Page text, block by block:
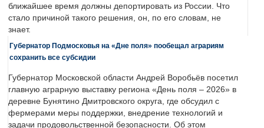
ближайшее время должны депортировать из России. Что
стало причиной такого решения, он, по его словам, не
знает.
Губернатор Подмосковья на «Дне поля» пообещал аграриям
сохранить все субсидии
Губернатор Московской области Андрей Воробьёв посетил
главную аграрную выставку региона «День поля – 2026» в
деревне Бунятино Дмитровского округа, где обсудил с
фермерами меры поддержки, внедрение технологий и
задачи продовольственной безопасности. Об этом